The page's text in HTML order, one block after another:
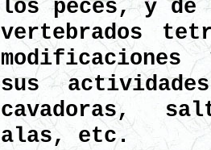
los peces, y
vertebrados
modificaciones
sus
cavadoras,
alas, etc.